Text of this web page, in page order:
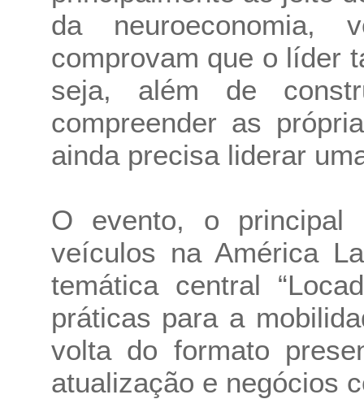
da neuroeconomia,
comprovam que o líder
seja, além de
compreender as
ainda precisa liderar
O evento, o principal
veículos na América
temática central
práticas para a
volta do formato
atualização e negócios